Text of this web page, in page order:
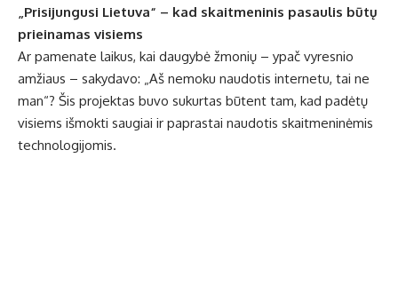
„Prisijungusi Lietuva“ – kad skaitmeninis pasaulis būtų
prieinamas visiems
Ar pamenate laikus, kai daugybė žmonių – ypač vyresnio
amžiaus – sakydavo: „Aš nemoku naudotis internetu, tai ne
man“? Šis projektas buvo sukurtas būtent tam, kad padėtų
visiems išmokti saugiai ir paprastai naudotis skaitmeninėmis
technologijomis.